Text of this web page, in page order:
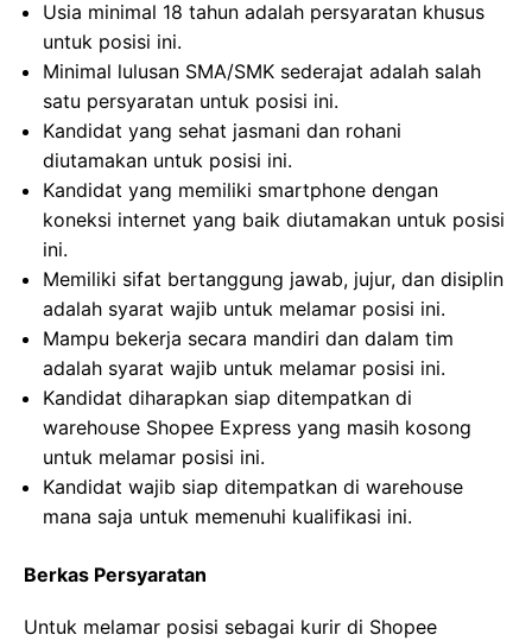
Usia minimal 18 tahun adalah persyaratan khusus
untuk posisi ini.
Minimal lulusan SMA/SMK sederajat adalah salah
satu persyaratan untuk posisi ini.
Kandidat yang sehat jasmani dan rohani
diutamakan untuk posisi ini.
Kandidat yang memiliki smartphone dengan
koneksi internet yang baik diutamakan untuk posisi
ini.
Memiliki sifat bertanggung jawab, jujur, dan disiplin
adalah syarat wajib untuk melamar posisi ini.
Mampu bekerja secara mandiri dan dalam tim
adalah syarat wajib untuk melamar posisi ini.
Kandidat diharapkan siap ditempatkan di
warehouse Shopee Express yang masih kosong
untuk melamar posisi ini.
Kandidat wajib siap ditempatkan di warehouse
mana saja untuk memenuhi kualifikasi ini.
Berkas Persyaratan
Untuk melamar posisi sebagai kurir di Shopee